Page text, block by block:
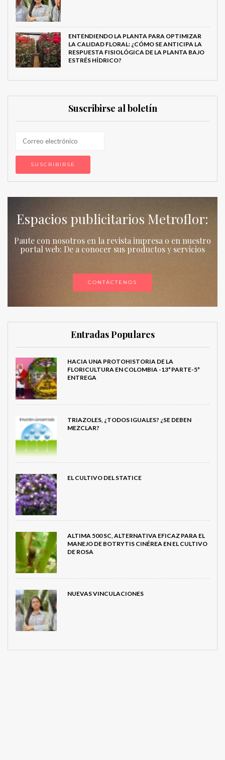
ENTENDIENDO LA PLANTA PARA OPTIMIZAR
LA CALIDAD FLORAL: ¿CÓMO SE ANTICIPA LA
RESPUESTA FISIOLÓGICA DE LA PLANTA BAJO
ESTRÉS HÍDRICO?
Suscribirse al boletín
Espacios publicitarios Metroflor:
Paute con nosotros en la revista impresa o en nuestro
portal web: De a conocer sus productos y servicios
CONTÁCTENOS
Entradas Populares
HACIA UNA PROTOHISTORIA DE LA
FLORICULTURA EN COLOMBIA -13ª PARTE-5ª
ENTREGA
TRIAZOLES, ¿TODOS IGUALES? ¿SE DEBEN
MEZCLAR?
EL CULTIVO DEL STATICE
ALTIMA 500 SC, ALTERNATIVA EFICAZ PARA EL
MANEJO DE BOTRYTIS CINÉREA EN EL CULTIVO
DE ROSA
NUEVAS VINCULACIONES